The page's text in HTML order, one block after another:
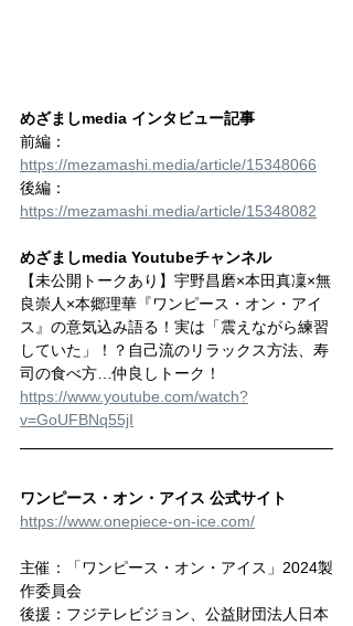
めざましmedia インタビュー記事
前編：
https://mezamashi.media/article/15348066
後編：
https://mezamashi.media/article/15348082
めざましmedia Youtubeチャンネル
【未公開トークあり】宇野昌磨×本田真凜×無
良崇人×本郷理華『ワンピース・オン・アイ
ス』の意気込み語る！実は「震えながら練習
していた」！？自己流のリラックス方法、寿
司の食べ方…仲良しトーク！
https://www.youtube.com/watch?
v=GoUFBNq55jI
ワンピース・オン・アイス 公式サイト
https://www.onepiece-on-ice.com/
主催：「ワンピース・オン・アイス」2024製
作委員会
後援：フジテレビジョン、公益財団法人日本